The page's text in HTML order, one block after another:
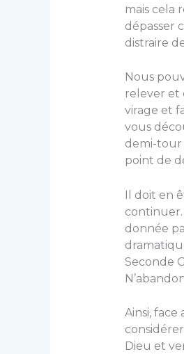
mais cela
dépasser
distraire
Nous
relever et
virage et
vous
demi-tour
point de
Il doit en
continuer.
donnée
Seconde
Ainsi, face
Dieu et